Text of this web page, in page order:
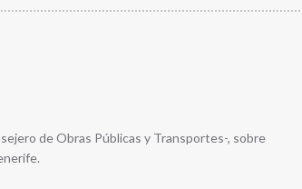
de Obras Públicas y Transportes-, sobre